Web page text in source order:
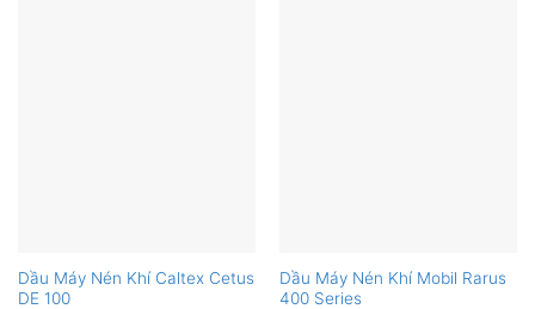
Dầu Máy Nén Khí Caltex Cetus
DE 100
Dầu Máy Nén Khí Mobil Rarus
400 Series